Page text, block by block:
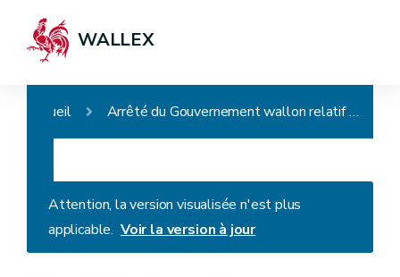
WALLEX
Accueil Arrêté du Gouvernement wallon relatif aux dépenses éligibles dans le cadre de subventions octroyées dans le domaine de l'Emploi et de la Formation professionnelle
Attention, la version visualisée n'est plus
applicable. Voir la version à jour